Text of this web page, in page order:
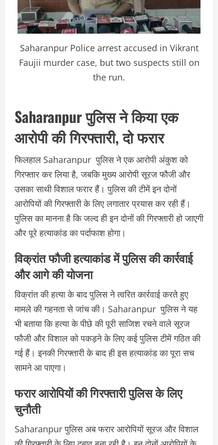
Saharanpur Police arrest accused in Vikrant
Faujii murder case, but two suspects still on
the run.
Saharanpur पुलिस ने किया एक
आरोपी की गिरफ्तारी, दो फरार
फिलहाल Saharanpur पुलिस ने एक आरोपी अंकुश को
गिरफ्तार कर लिया है, जबकि मुख्य आरोपी सूरज फौजी और
उसका साथी विशाल फरार हैं। पुलिस की टीमें इन दोनों
आरोपियों की गिरफ्तारी के लिए लगातार प्रयास कर रही हैं।
पुलिस का मानना है कि जल्द ही इन दोनों की गिरफ्तारी हो जाएगी
और पूरे हत्याकांड का पर्दाफाश होगा।
विक्रांत फौजी हत्याकांड में पुलिस की कार्रवाई
और आगे की योजना
विक्रांत की हत्या के बाद पुलिस ने त्वरित कार्रवाई करते हुए
मामले की गहनता से जांच की। Saharanpur पुलिस ने यह
भी बताया कि हत्या के पीछे की पूरी साजिश रचने वाले सूरज
फौजी और विशाल को पकड़ने के लिए कई पुलिस टीमें गठित की
गई हैं। इनकी गिरफ्तारी के बाद ही इस हत्याकांड का पूरा सच
सामने आ पाएगा।
फरार आरोपियों की गिरफ्तारी पुलिस के लिए
चुनौती
Saharanpur पुलिस अब फरार आरोपियों सूरज और विशाल